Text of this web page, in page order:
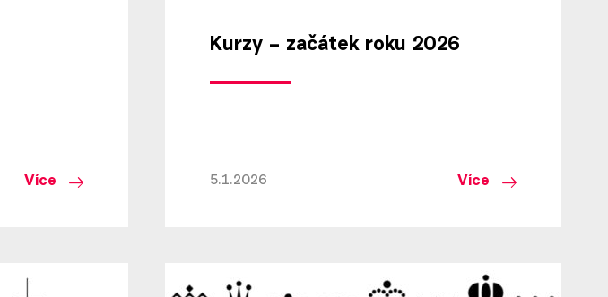
Více
Kurzy – začátek roku 2026
5.1.2026 Více